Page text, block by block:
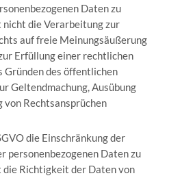
Daten zu
nicht die Verarbeitung zur
auf freie Meinungsäußerung
Erfüllung einer rechtlichen
Gründen des öffentlichen
Geltendmachung, Ausübung
von Rechtsansprüchen
die Einschränkung der
personenbezogenen Daten zu
die Richtigkeit der Daten von